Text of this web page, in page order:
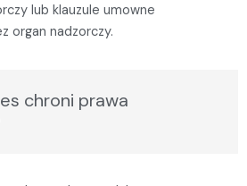
lub klauzule umowne
organ nadzorczy.
chroni prawa